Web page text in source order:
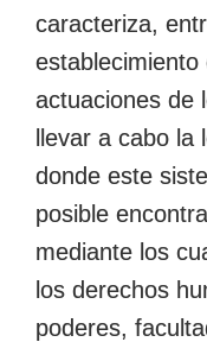
caracteriza,
actuaciones de
llevar a cabo
donde este
posible
mediante los
los derechos
poderes,